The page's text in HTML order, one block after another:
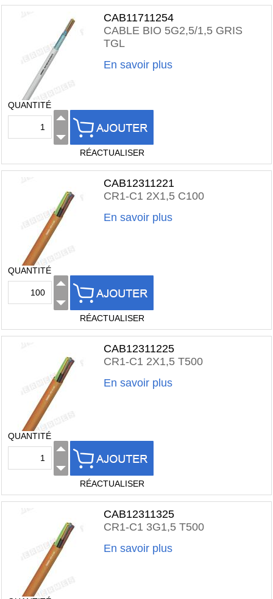
CAB11711254
CABLE BIO 5G2,5/1,5 GRIS
TGL
En savoir plus
QUANTITÉ
RÉACTUALISER
CAB12311221
CR1-C1 2X1,5 C100
En savoir plus
QUANTITÉ
RÉACTUALISER
CAB12311225
CR1-C1 2X1,5 T500
En savoir plus
QUANTITÉ
RÉACTUALISER
CAB12311325
CR1-C1 3G1,5 T500
En savoir plus